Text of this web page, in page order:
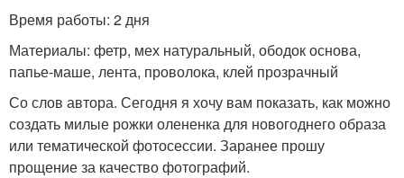
Время работы: 2 дня
Материалы: фетр, мех натуральный, ободок основа,
папье-маше, лента, проволока, клей прозрачный
Со слов автора. Сегодня я хочу вам показать, как можно
создать милые рожки олененка для новогоднего образа
или тематической фотосессии. Заранее прошу
прощение за качество фотографий.